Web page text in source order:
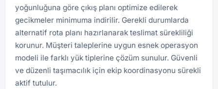
yoğunluğuna göre çıkış planı optimize edilerek
gecikmeler minimuma indirilir. Gerekli durumlarda
alternatif rota planı hazırlanarak teslimat sürekliliği
korunur. Müşteri taleplerine uygun esnek operasyon
modeli ile farklı yük tiplerine çözüm sunulur. Güvenli
ve düzenli taşımacılık için ekip koordinasyonu sürekli
aktif tutulur.